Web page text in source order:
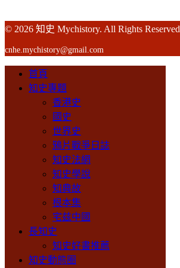
© 2026 知史 Mychistory. All Rights Reserved
cnhe.mychistory@gmail.com
首頁
知史專題
香港史
國史
世界史
鴉片戰爭日誌
知史法網
知史學說
知典故
根本集
宅兹中國
長知史
知史好書推薦
知史動態圈